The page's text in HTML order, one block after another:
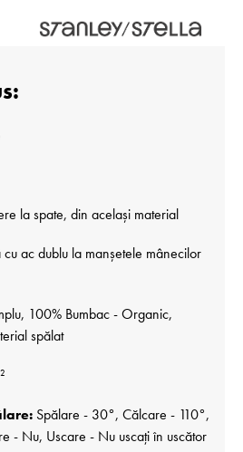
la spate, din același material
cu ac dublu la manșetele mânecilor
100% Bumbac - Organic,
spălat
Spălare - 30°, Călcare - 110°,
- Nu, Uscare - Nu uscați în uscător